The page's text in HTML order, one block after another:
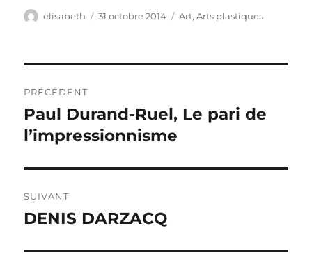
Auteur
elisabeth
Publié
31 octobre 2014 Catégories
Art,Arts plastiques
de
l’article
PRÉCÉDENT
Publication
précédente :
Paul Durand-Ruel, Le pari de
l’impressionnisme
SUIVANT
Publication
DENIS DARZACQ